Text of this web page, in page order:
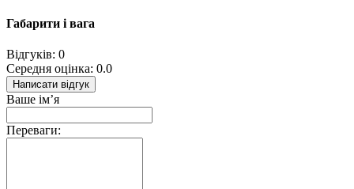
Габарити і вага
Відгуків: 0
Середня оцінка: 0.0
Написати відгук
Ваше ім’я
Переваги: